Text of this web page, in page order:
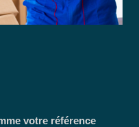
votre référence